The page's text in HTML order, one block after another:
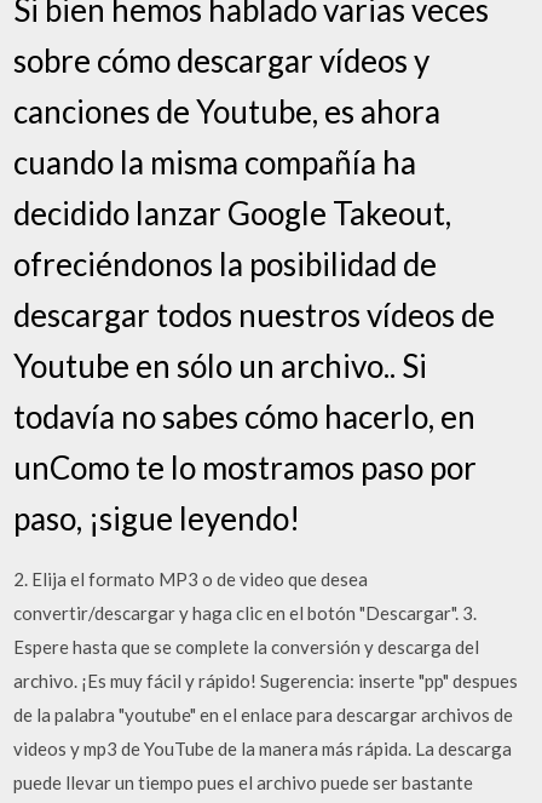
Si bien hemos hablado varias veces
sobre cómo descargar vídeos y
canciones de Youtube, es ahora
cuando la misma compañía ha
decidido lanzar Google Takeout,
ofreciéndonos la posibilidad de
descargar todos nuestros vídeos de
Youtube en sólo un archivo.. Si
todavía no sabes cómo hacerlo, en
unComo te lo mostramos paso por
paso, ¡sigue leyendo!
2. Elija el formato MP3 o de video que desea
convertir/descargar y haga clic en el botón "Descargar". 3.
Espere hasta que se complete la conversión y descarga del
archivo. ¡Es muy fácil y rápido! Sugerencia: inserte "pp" despues
de la palabra "youtube" en el enlace para descargar archivos de
videos y mp3 de YouTube de la manera más rápida. La descarga
puede llevar un tiempo pues el archivo puede ser bastante